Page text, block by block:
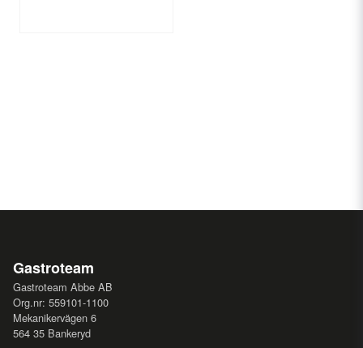
Gastroteam
Gastroteam Abbe AB
Org.nr: 559101-1100
Mekanikervägen 6
564 35 Bankeryd